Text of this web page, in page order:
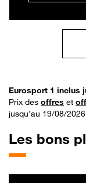
Eurosport 1 inclus
Prix des offres et
jusqu’au 19/08/
Les bons